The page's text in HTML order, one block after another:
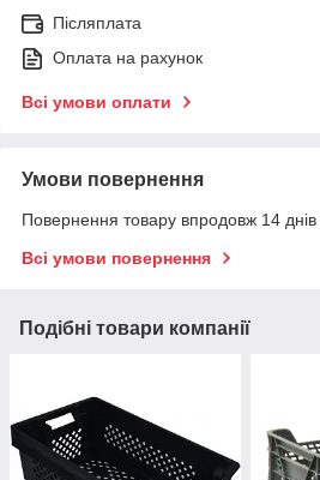
Післяплата
Оплата на рахунок
Всі умови оплати
Умови повернення
Повернення товару впродовж 14
Всі умови повернення
Подібні товари компанії